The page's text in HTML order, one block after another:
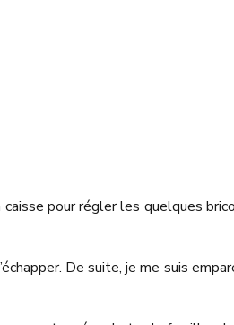
caisse pour régler les quelques
De suite, je me suis